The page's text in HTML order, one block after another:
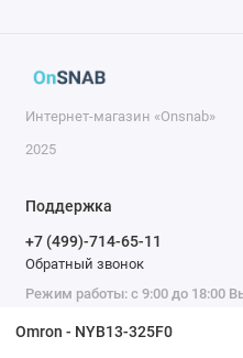
Omron - NYB13-325F0
Интернет-магазин «Onsnab»
2025
Поддержка
+7 (499)-714-65-11
Обратный звонок
Режим работы: с 9:00 до 18:00